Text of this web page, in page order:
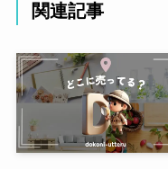
関連記事